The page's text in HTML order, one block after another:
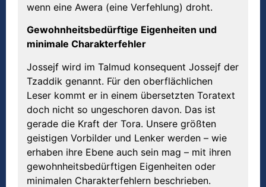
wenn eine Awera (eine Verfehlung) droht.
Gewohnheitsbedürftige Eigenheiten und
minimale Charakterfehler
Jossejf wird im Talmud konsequent Jossejf der
Tzaddik genannt. Für den oberflächlichen
Leser kommt er in einem übersetzten Toratext
doch nicht so ungeschoren davon. Das ist
gerade die Kraft der Tora. Unsere größten
geistigen Vorbilder und Lenker werden – wie
erhaben ihre Ebene auch sein mag – mit ihren
gewohnheitsbedürftigen Eigenheiten oder
minimalen Charakterfehlern beschrieben.